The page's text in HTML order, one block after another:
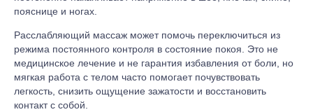
пояснице и ногах.
Расслабляющий массаж может помочь переключиться из
режима постоянного контроля в состояние покоя. Это не
медицинское лечение и не гарантия избавления от боли, но
мягкая работа с телом часто помогает почувствовать
легкость, снизить ощущение зажатости и восстановить
контакт с собой.